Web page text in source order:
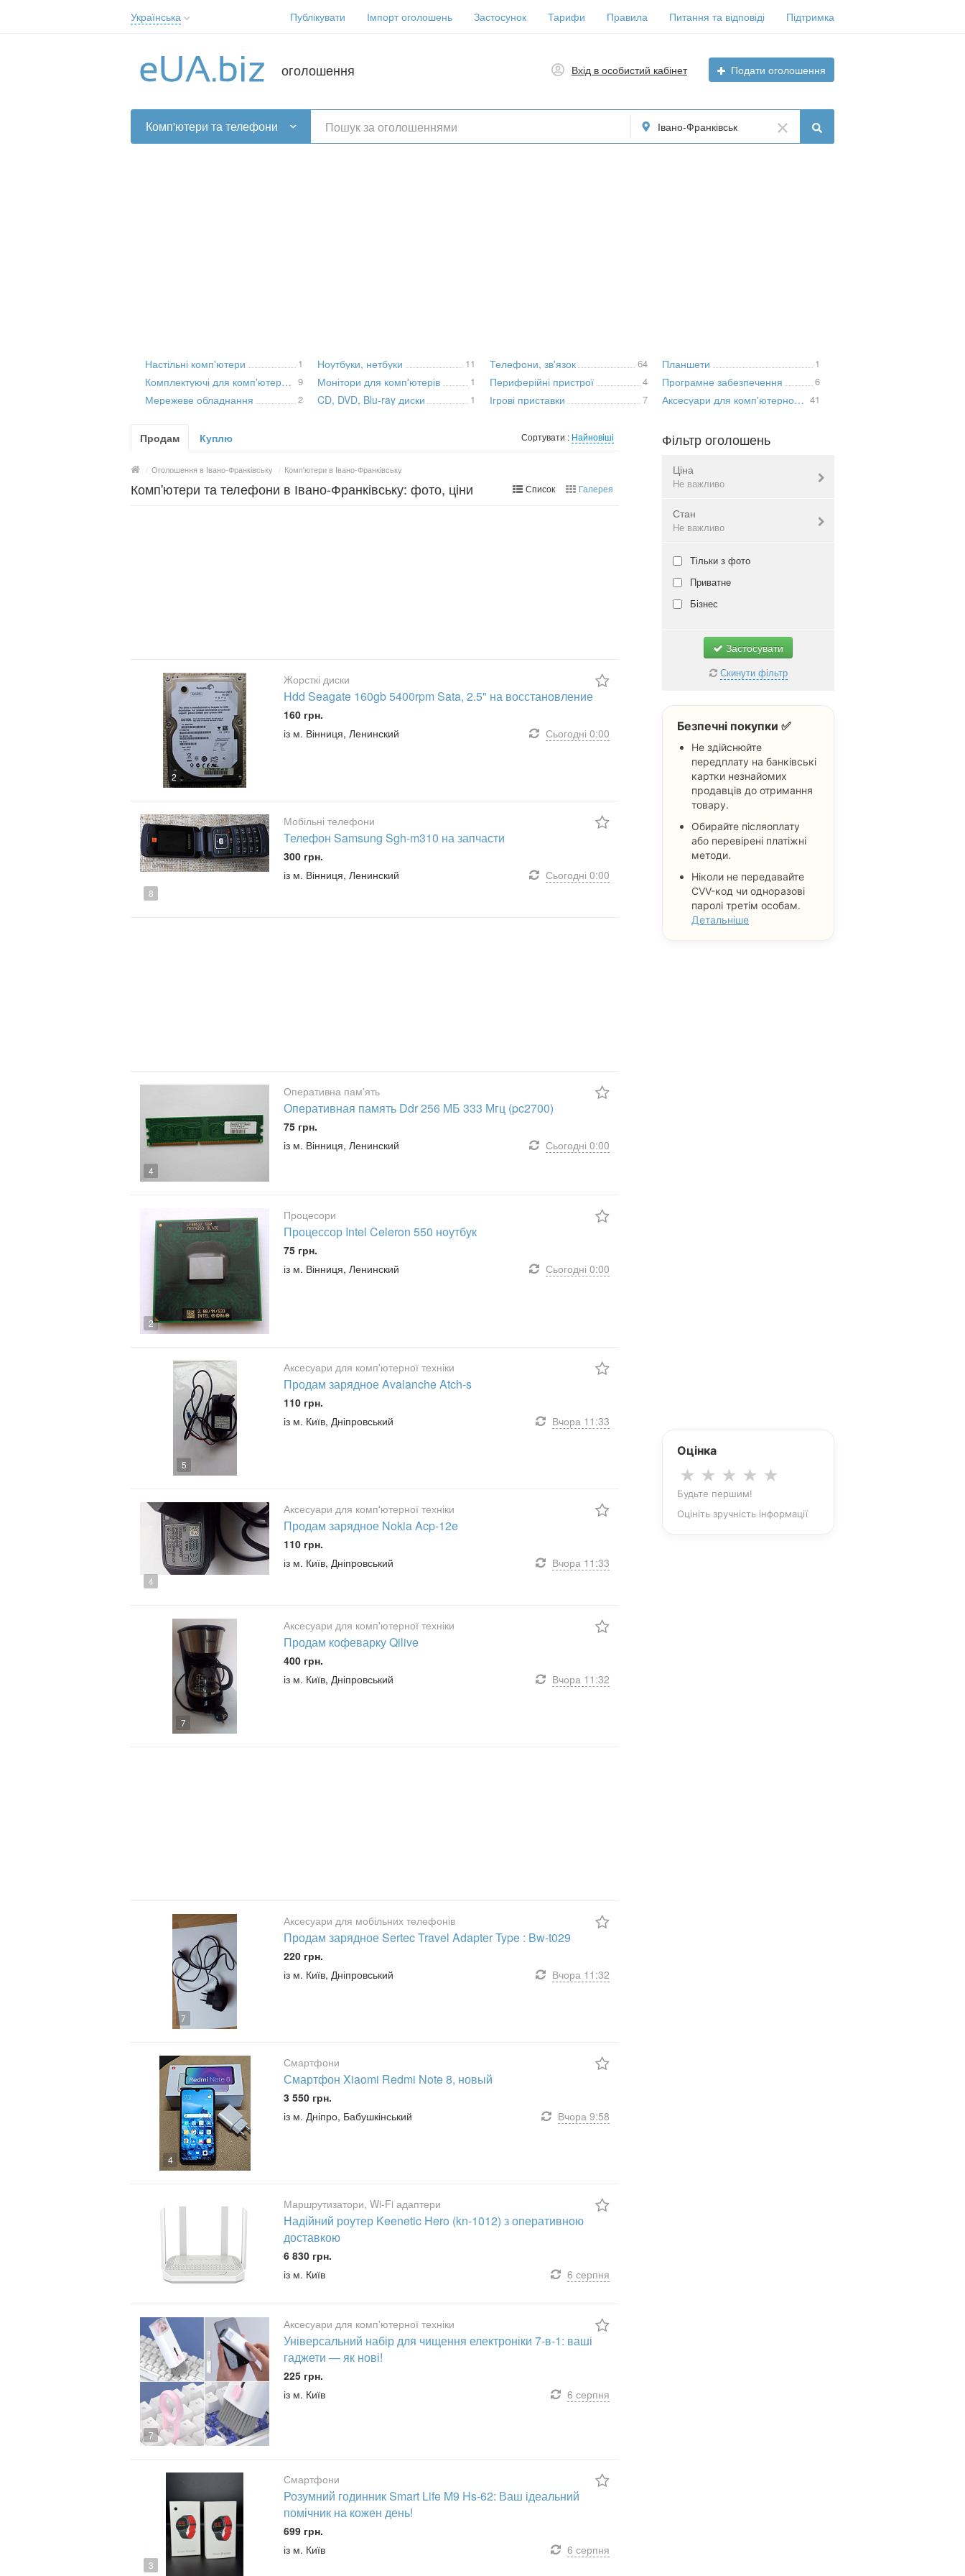
Українська
Українська
Публікувати Імпорт оголошень Застосунок Тарифи Правила Питання та відповіді Підтримка
оголошення Вхід в особистий кабінет Подати оголошення
Комп'ютери та телефони Івано-Франківськ
Настільні комп'ютери 1
Комплектуючі для комп'ютерної техніки 9
Мережеве обладнання 2
Ноутбуки, нетбуки 11
Монітори для комп'ютерів 1
CD, DVD, Blu-ray диски 1
Телефони, зв'язок 64
Периферійні пристрої 4
Ігрові приставки 7
Планшети 1
Програмне забезпечення 6
Аксесуари для комп'ютерної техніки 41
Продам Куплю Сортувати : Найновіші
/ Оголошення в Івано-Франківську / Комп'ютери в Івано-Франківську
Комп'ютери та телефони в Івано-Франківську: фото, ціни Список Галерея
2
Жорсткі диски
Hdd Seagate 160gb 5400rpm Sata, 2.5" на восстановление
160 грн.
із м. Вінниця, Ленинский
Сьогодні 0:00
8
Мобільні телефони
Телефон Samsung Sgh-m310 на запчасти
300 грн.
із м. Вінниця, Ленинский
Сьогодні 0:00
4
Оперативна пам'ять
Оперативная память Ddr 256 МБ 333 Мгц (pc2700)
75 грн.
із м. Вінниця, Ленинский
Сьогодні 0:00
2
Процесори
Процессор Intel Celeron 550 ноутбук
75 грн.
із м. Вінниця, Ленинский
Сьогодні 0:00
5
Аксесуари для комп'ютерної техніки
Продам зарядное Avalanche Atch-s
110 грн.
із м. Київ, Дніпровський
Вчора 11:33
4
Аксесуари для комп'ютерної техніки
Продам зарядное Nokia Acp-12e
110 грн.
із м. Київ, Дніпровський
Вчора 11:33
7
Аксесуари для комп'ютерної техніки
Продам кофеварку Qilive
400 грн.
із м. Київ, Дніпровський
Вчора 11:32
7
Аксесуари для мобільних телефонів
Продам зарядное Sertec Travel Adapter Type : Bw-t029
220 грн.
із м. Київ, Дніпровський
Вчора 11:32
4
Смартфони
Смартфон Xiaomi Redmi Note 8, новый
3 550 грн.
із м. Дніпро, Бабушкінський
Вчора 9:58
Маршрутизатори, Wi-Fi адаптери
Надійний роутер Keenetic Hero (kn-1012) з оперативною
доставкою
6 830 грн.
із м. Київ
6 серпня
7
Аксесуари для комп'ютерної техніки
Універсальний набір для чищення електроніки 7-в-1: ваші
гаджети — як нові!
225 грн.
із м. Київ
6 серпня
3
Смартфони
Розумний годинник Smart Life M9 Hs-62: Ваш ідеальний
помічник на кожен день!
699 грн.
із м. Київ
6 серпня
Фільтр оголошень
Ціна
Не важливо
Валюта:
Не важливо
Стан
Не важливо
Нове
Б/в
Не важливо
Тільки з фото
Приватне
Бізнес
Застосувати
Скинути фільтр
Безпечні покупки ✅
Не здійснюйте
передплату на банківські
картки незнайомих
продавців до отримання
товару.
Обирайте післяоплату
або перевірені платіжні
методи.
Ніколи не передавайте
CVV-код чи одноразові
паролі третім особам.
Детальніше
Оцінка
★ ★ ★ ★ ★
Будьте першим!
Оцініть зручність інформації